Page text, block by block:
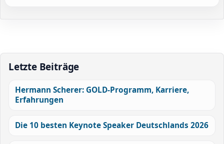
Letzte Beiträge
Hermann Scherer: GOLD-Programm, Karriere,
Erfahrungen
Die 10 besten Keynote Speaker Deutschlands 2026